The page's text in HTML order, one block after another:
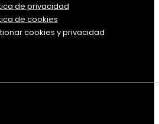
de privacidad
de cookies
cookies y privacidad